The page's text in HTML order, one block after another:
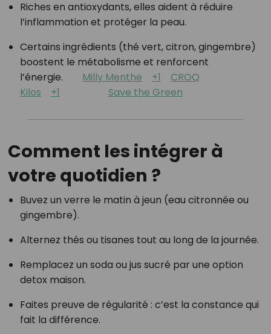
Riches en antioxydants, elles aident à réduire
l’inflammation et protéger la peau.
Certains ingrédients (thé vert, citron, gingembre)
boostent le métabolisme et renforcent
l’énergie.
Milly Menthe +1
CROQ
Kilos
+1 Save the Green
Comment les intégrer à
votre quotidien ?
Buvez un verre le matin à jeun (eau citronnée ou
gingembre).
Alternez thés ou tisanes tout au long de la journée.
Remplacez un soda ou jus sucré par une option
detox maison.
Faites preuve de régularité : c’est la constance qui
fait la différence.